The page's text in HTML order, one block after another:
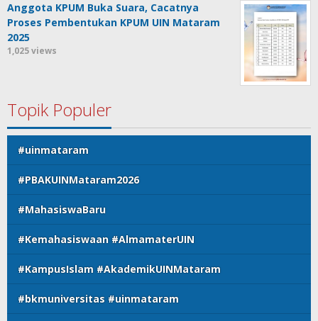
Anggota KPUM Buka Suara, Cacatnya
Proses Pembentukan KPUM UIN Mataram
2025
1,025 views
Topik Populer
#uinmataram
#PBAKUINMataram2026
#MahasiswaBaru
#Kemahasiswaan #AlmamaterUIN
#KampusIslam #AkademikUINMataram
#bkmuniversitas #uinmataram